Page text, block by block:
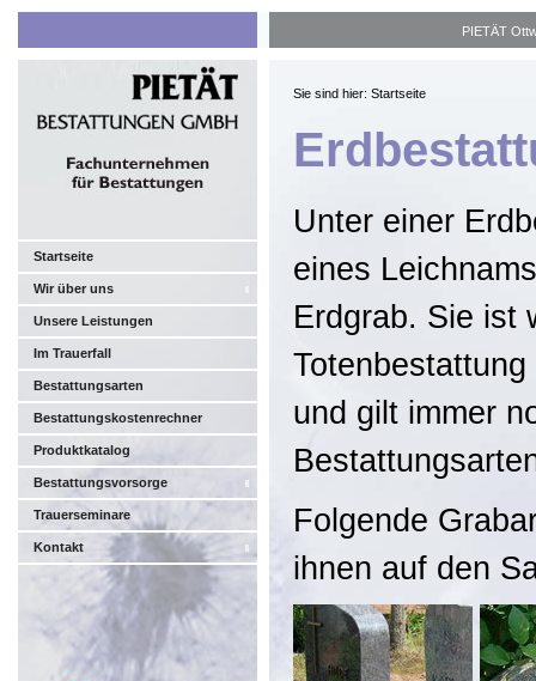
PIETÄT
Startseite
Wir über uns
Unsere Leistungen
Im Trauerfall
Bestattungsarten
Bestattungskostenrechner
Produktkatalog
Bestattungsvorsorge
Trauerseminare
Kontakt
Sie sind hier: Startseite
Unter einer
eines
Erdgrab. Sie ist
und gilt immer
Folgende
ihnen auf den